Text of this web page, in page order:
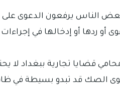
الناس يرفعون الدعوى
أو ردها أو إدخالها في
قضايا تجارية ببغداد لا
الصك قد تبدو بسيطة في